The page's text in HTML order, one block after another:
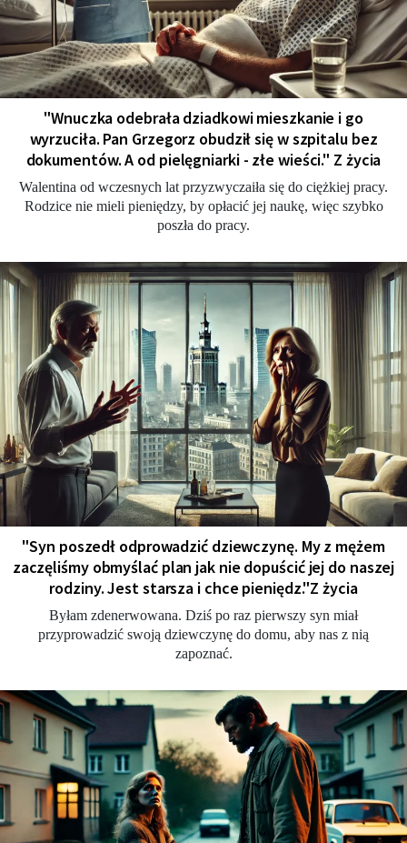
"Wnuczka odebrała dziadkowi mieszkanie i go
wyrzuciła. Pan Grzegorz obudził się w szpitalu bez
dokumentów. A od pielęgniarki - złe wieści." Z życia
Walentina od wczesnych lat przyzwyczaiła się do ciężkiej pracy.
Rodzice nie mieli pieniędzy, by opłacić jej naukę, więc szybko
poszła do pracy.
"Syn poszedł odprowadzić dziewczynę. My z mężem
zaczęliśmy obmyślać plan jak nie dopuścić jej do naszej
rodziny. Jest starsza i chce pieniędz."Z życia
Byłam zdenerwowana. Dziś po raz pierwszy syn miał
przyprowadzić swoją dziewczynę do domu, aby nas z nią
zapoznać.